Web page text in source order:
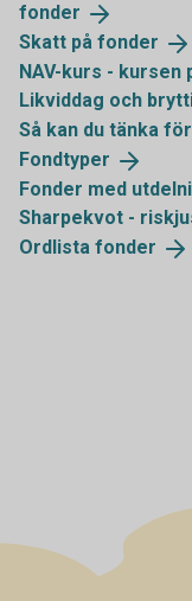
fonder
Skatt på fonder
NAV-kurs - kursen
Likviddag och
Så kan du tänka
Fondtyper
Fonder med
Sharpekvot -
Ordlista fonder